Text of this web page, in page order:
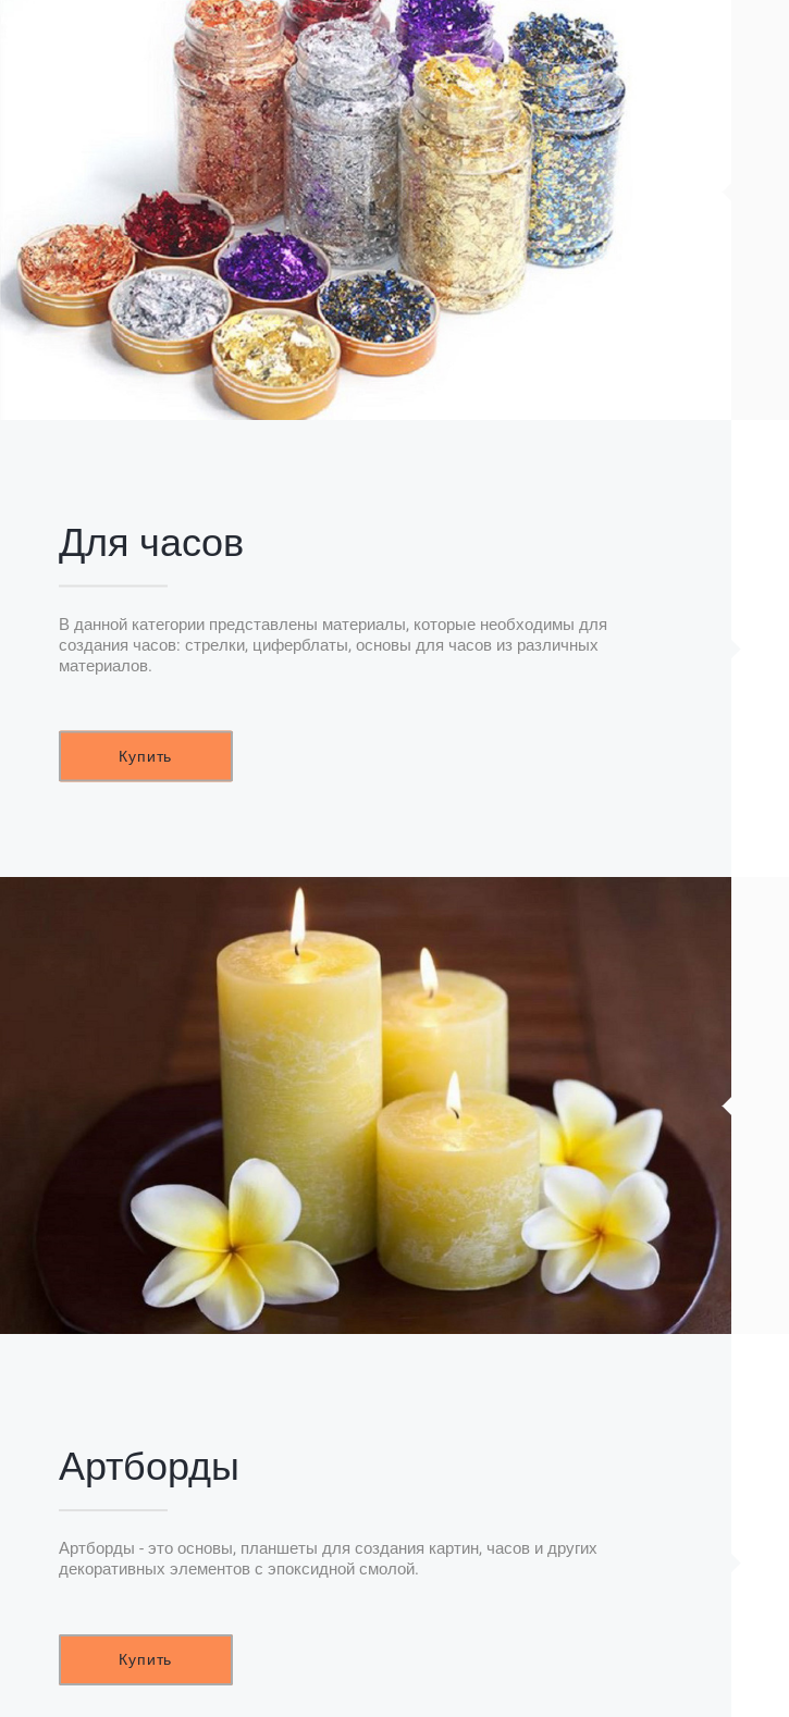
Для часов
В данной категории представлены материалы, которые необходимы для
создания часов: стрелки, циферблаты, основы для часов из различных
материалов.
Купить
Артборды
Артборды - это основы, планшеты для создания картин, часов и других
декоративных элементов с эпоксидной смолой.
Купить